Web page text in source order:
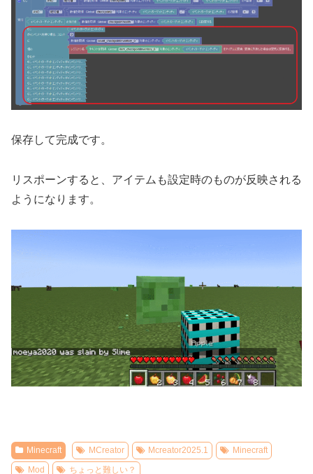
保存して完成です。
リスポーンすると、アイテムも設定時のものが反映される
ようになります。
Minecraft MCreator Mcreator2025.1
Minecraft
Mod
ちょっと難しい？